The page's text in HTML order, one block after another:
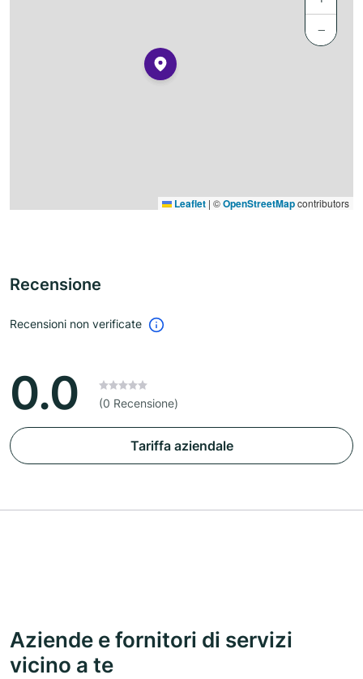
−
Leaflet | ©OpenStreetMapcontributors
Recensione
Recensioni non verificate
0.0 (0 Recensione)
Tariffa aziendale
Aziende e fornitori di servizi
vicino a te